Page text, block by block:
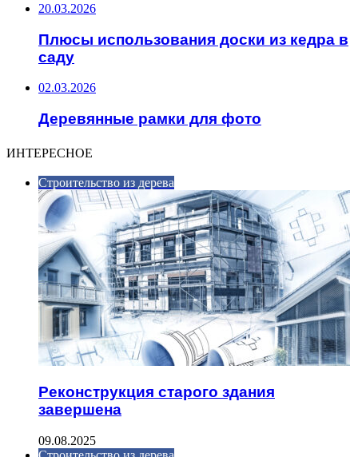
20.03.2026
Плюсы использования доски из кедра в
саду
02.03.2026
Деревянные рамки для фото
ИНТЕРЕСНОЕ
Строительство из дерева
Реконструкция старого здания
завершена
09.08.2025